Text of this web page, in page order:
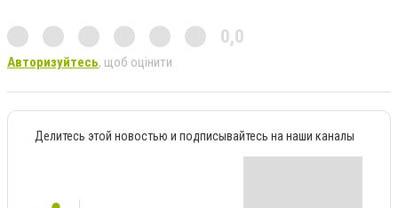
0,0
Авторизуйтесь, щоб оцінити
Делитесь этой новостью и подписывайтесь на наши каналы